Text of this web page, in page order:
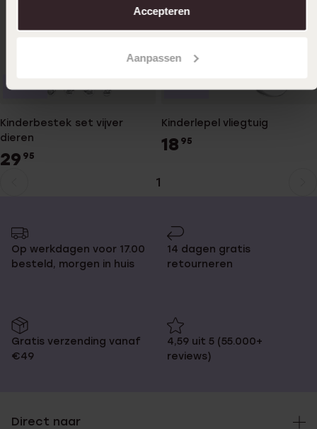
Accepteren
Aanpassen
Kinderbestek set vijver
dieren
29 95
Kinderlepel vliegtuig
18 95
1
Op werkdagen voor 17.00
besteld, morgen in huis
14 dagen gratis
retourneren
Gratis verzending vanaf
€49
4,59 uit 5 (55.000+
reviews)
Direct naar